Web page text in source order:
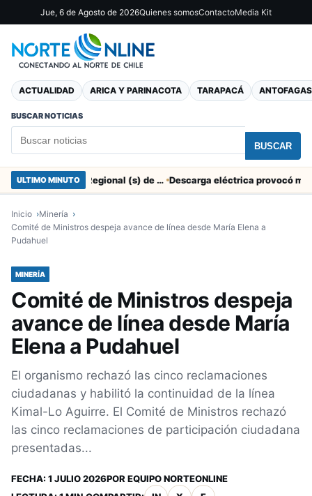
Jue, 6 de Agosto de 2026Quienes somosContactoMedia Kit
ACTUALIDAD ARICA Y PARINACOTA TARAPACÁ
BUSCAR NOTICIAS
BUSCAR
ULTIMO MINUTO SERNAC pidió la renuncia a Director Regional (s) de Arica por contratar solo a militantes del Gobierno
Inicio
Minería
Comité de Ministros despeja avance de línea desde María Elena a
Pudahuel
MINERÍA
Comité de Ministros despeja
avance de línea desde María
Elena a Pudahuel
El organismo rechazó las cinco reclamaciones
ciudadanas y habilitó la continuidad de la línea
Kimal-Lo Aguirre. El Comité de Ministros rechazó
las cinco reclamaciones de participación ciudadana
presentadas...
FECHA: 1 JULIO 2026POR EQUIPO NORTEONLINE